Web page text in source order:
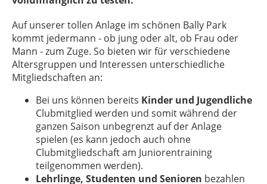
Auf unserer tollen Anlage im schönen Bally Park
kommt jedermann - ob jung oder alt, ob Frau oder
Mann - zum Zuge. So bieten wir für verschiedene
Altersgruppen und Interessen unterschiedliche
Mitgliedschaften an:
Bei uns können bereits Kinder und Jugendliche
Clubmitglied werden und somit während der
ganzen Saison unbegrenzt auf der Anlage
spielen (es kann jedoch auch ohne
Clubmitgliedschaft am Juniorentraining
teilgenommen werden).
Lehrlinge, Studenten und Senioren bezahlen